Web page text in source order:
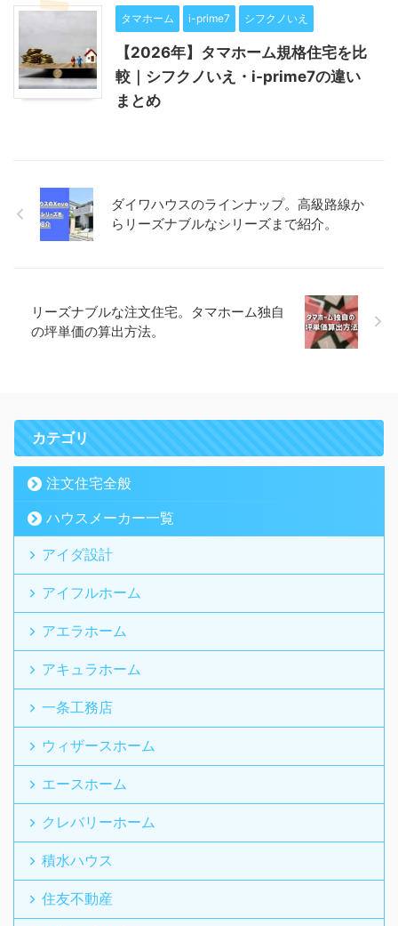
タマホーム i-prime7 シフクノいえ
【2026年】タマホーム規格住宅を比
較｜シフクノいえ・i-prime7の違い
まとめ
ダイワハウスのラインナップ。高級路線か
らリーズナブルなシリーズまで紹介。
リーズナブルな注文住宅。タマホーム独自
の坪単価の算出方法。
カテゴリ
注文住宅全般
ハウスメーカー一覧
アイダ設計
アイフルホーム
アエラホーム
アキュラホーム
一条工務店
ウィザースホーム
エースホーム
クレバリーホーム
積水ハウス
住友不動産